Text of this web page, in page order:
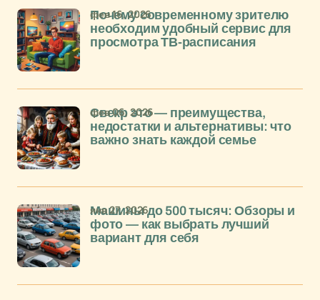
Почему современному зрителю
необходим удобный сервис для
просмотра ТВ-расписания
фев 16, 2026
Свекр это — преимущества,
недостатки и альтернативы: что
важно знать каждой семье
фев 06, 2026
Машины до 500 тысяч: Обзоры и
фото — как выбрать лучший
вариант для себя
янв 27, 2026